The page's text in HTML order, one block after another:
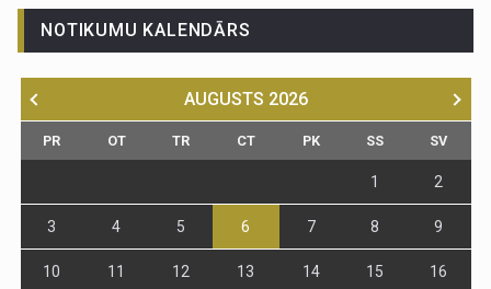
NOTIKUMU KALENDĀRS
AUGUSTS 2026
PR OT TR CT PK SS SV
1 2
3 4 5 6 7 8 9
10 11 12 13 14 15 16